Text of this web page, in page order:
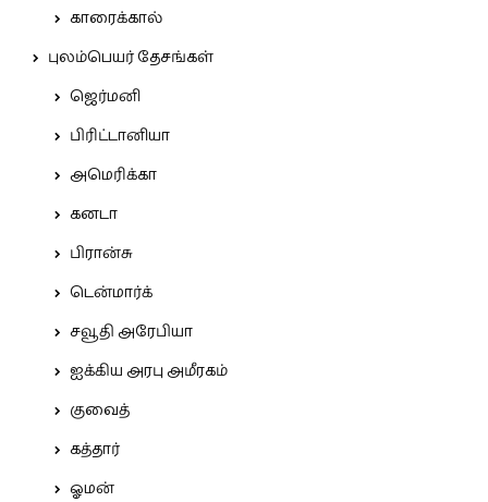
காரைக்கால்
புலம்பெயர் தேசங்கள்
ஜெர்மனி
பிரிட்டானியா
அமெரிக்கா
கனடா
பிரான்சு
டென்மார்க்
சவூதி அரேபியா
ஐக்கிய அரபு அமீரகம்
குவைத்
கத்தார்
ஓமன்